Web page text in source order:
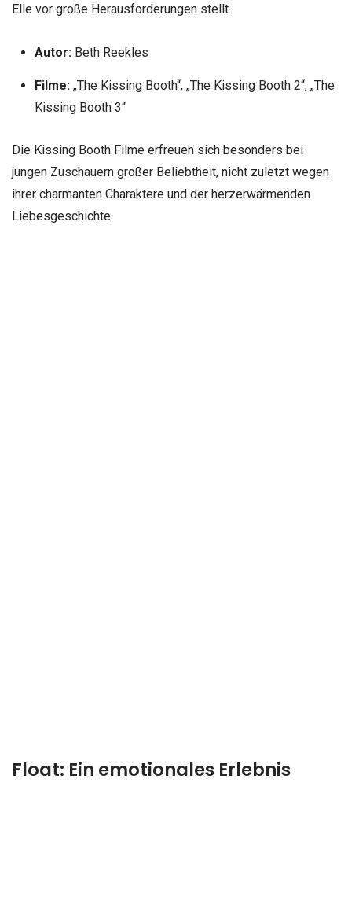
Elle vor große Herausforderungen stellt.
Autor:Beth Reekles
Filme:„The Kissing Booth“, „The Kissing Booth 2“, „The
Kissing Booth 3“
Die Kissing Booth Filme erfreuen sich besonders bei
jungen Zuschauern großer Beliebtheit, nicht zuletzt wegen
ihrer charmanten Charaktere und der herzerwärmenden
Liebesgeschichte.
Float: Ein emotionales Erlebnis